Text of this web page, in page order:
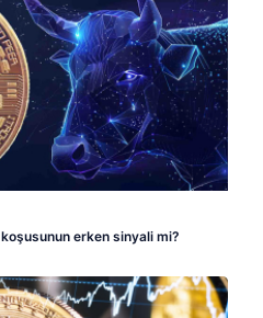
erken sinyali mi?